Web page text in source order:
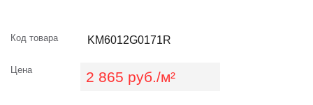
Код товара KM6012G0171R
Цена 2 865 руб./м²